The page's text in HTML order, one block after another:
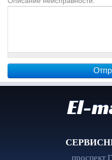
El-
проспект